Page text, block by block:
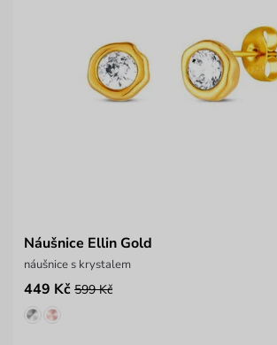
Náušnice Ellin Gold
náušnice s krystalem
449 Kč 599 Kč